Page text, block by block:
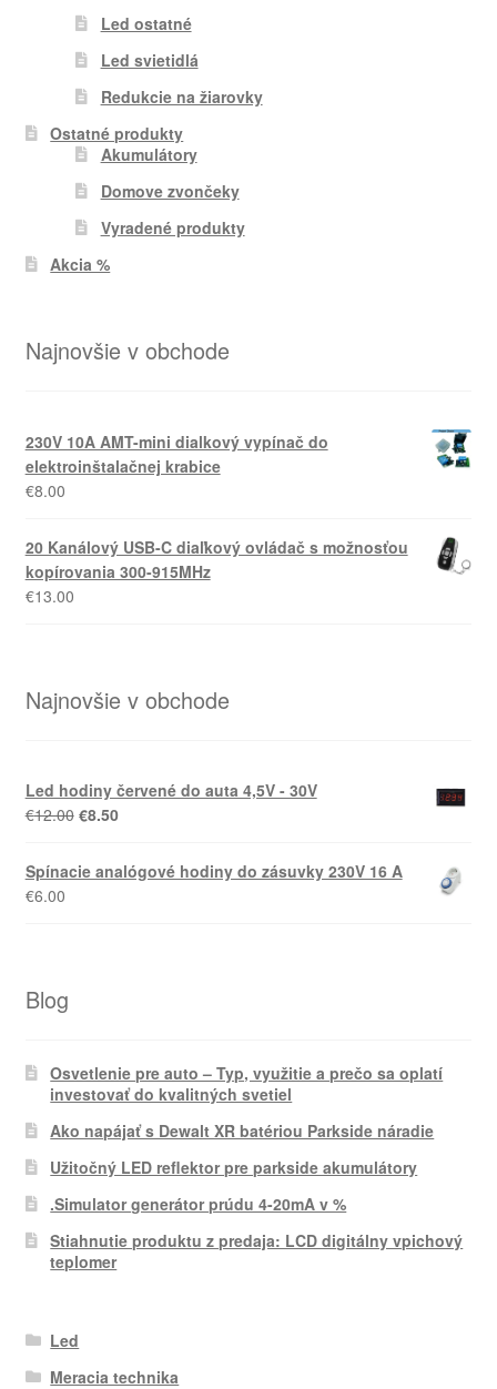
Led ostatné
Led svietidlá
Redukcie na žiarovky
Ostatné produkty
Akumulátory
Domove zvončeky
Vyradené produkty
Akcia %
Najnovšie v obchode
230V 10A AMT-mini dialkový vypínač do
elektroinštalačnej krabice
€8.00
20 Kanálový USB-C diaľkový ovládač s možnosťou
kopírovania 300-915MHz
€13.00
Najnovšie v obchode
Led hodiny červené do auta 4,5V - 30V
€12.00 Pôvodná
bola:
€12.00.
€8.50Aktuálna
je:
€8.50.
Spínacie analógové hodiny do zásuvky 230V 16 A
€6.00
Blog
Osvetlenie pre auto – Typ, využitie a prečo sa oplatí
investovať do kvalitných svetiel
Ako napájať s Dewalt XR batériou Parkside náradie
Užitočný LED reflektor pre parkside akumulátory
.Simulator generátor prúdu 4-20mA v %
Stiahnutie produktu z predaja: LCD digitálny vpichový
teplomer
Led
Meracia technika